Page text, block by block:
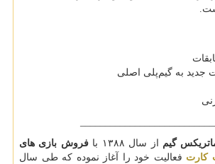
جدید به گیم‌پلی اصلی
گیم از سال ۱۳۸۸ بافروش بازی های
کارت فعالیت خود را آغاز نموده که طی سال